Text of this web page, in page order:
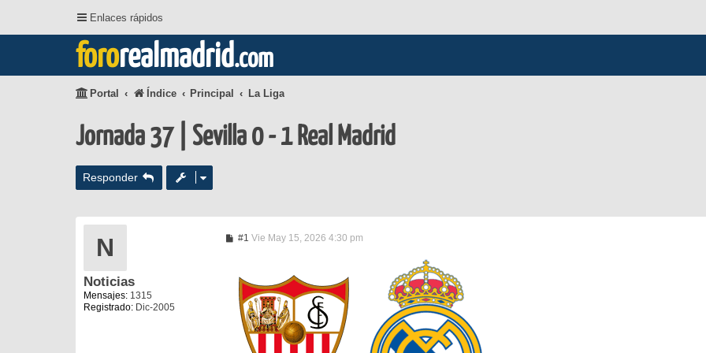
Enlaces rápidos
fororealmadrid.com
Portal Índice Principal La Liga
Jornada 37 | Sevilla 0 - 1 Real Madrid
Responder
N
Noticias
Mensajes: 1315
Registrado: Dic-2005
#1 M
a
e
Vie May 15, 2026 4:30 pm